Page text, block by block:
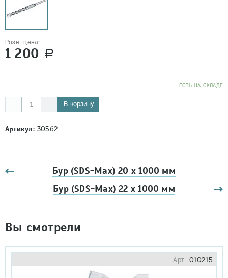
Розн. цена:
1 200 a
EСТЬ НА СКЛАДЕ
В корзину
Артикул:30562
Бур (SDS-Мах) 20 х 1000 мм
Бур (SDS-Мах) 22 х 1000 мм
Вы смотрели
Арт.: 010215